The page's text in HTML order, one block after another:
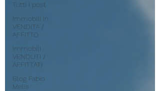
Tutti i post
Immobili In
VENDITA /
AFFITTO
Immobili
VENDUTI /
AFFITTATI
Blog Fabio
Melis